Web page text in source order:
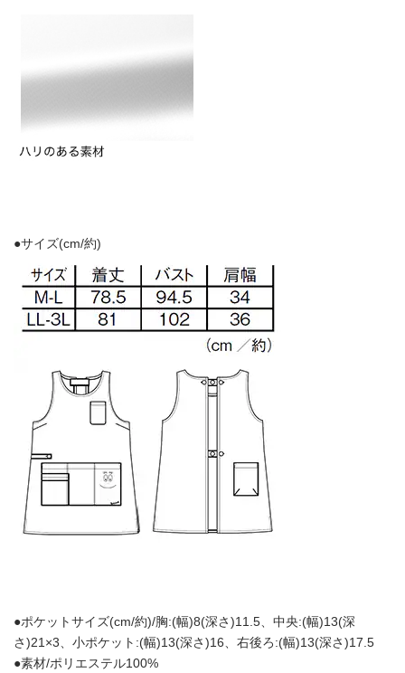
●サイズ(cm/約)
●ポケットサイズ(cm/約)/胸:(幅)8(深さ)11.5、中央:(幅)13(深
さ)21×3、小ポケット:(幅)13(深さ)16、右後ろ:(幅)13(深さ)17.5
●素材/ポリエステル100%